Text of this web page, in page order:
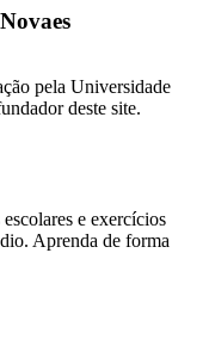
pela Universidade
deste site.
e exercícios
Aprenda de forma